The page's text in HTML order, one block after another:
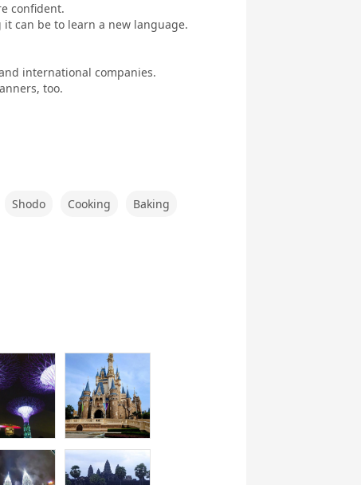
confident.
can be to learn a new language.
international companies.
too.
Shodo Cooking Baking